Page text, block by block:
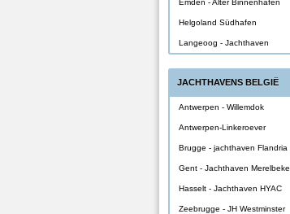
Emden - Alter Binnenhafen
Helgoland Südhafen
Langeoog - Jachthaven
JACHTHAVENS BELGIË
Antwerpen - Willemdok
Antwerpen-Linkeroever
Brugge - jachthaven Flandria
Gent - Jachthaven Merelbeke
Hasselt - Jachthaven HYAC
Zeebrugge - JH Westminster